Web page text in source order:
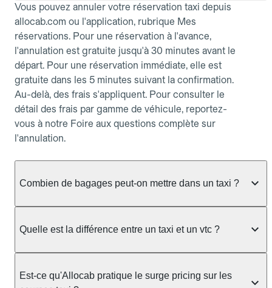
Vous pouvez annuler votre réservation taxi depuis
allocab.com ou l'application, rubrique Mes
réservations. Pour une réservation à l'avance,
l'annulation est gratuite jusqu'à 30 minutes avant le
départ. Pour une réservation immédiate, elle est
gratuite dans les 5 minutes suivant la confirmation.
Au-delà, des frais s'appliquent. Pour consulter le
détail des frais par gamme de véhicule, reportez-
vous à notre Foire aux questions complète sur
l'annulation.
Combien de bagages peut-on mettre dans un taxi ?
taxi berline accueille en général jusqu'à 3 bagages
ou nombreux, précisez-le dans le champ "Message
au chauffeur" lors de la réservation. Le prix n'est
Quelle est la différence entre un taxi et un vtc ?
prendre en charge directement dans la rue, à une
Est-ce qu'Allocab pratique le surge pricing sur les